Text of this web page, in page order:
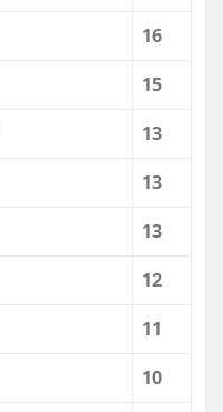
16
15
13
13
13
12
11
10